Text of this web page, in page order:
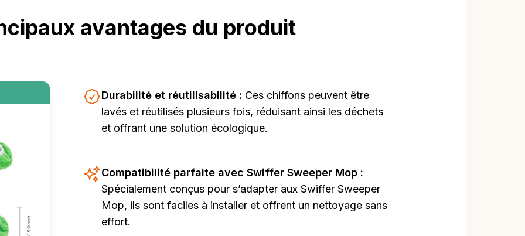
avantages du produit
Durabilité et réutilisabilité : Ces chiffons peuvent être
lavés et réutilisés plusieurs fois, réduisant ainsi les déchets
et offrant une solution écologique.
Compatibilité parfaite avec Swiffer Sweeper Mop :
Spécialement conçus pour s’adapter aux Swiffer Sweeper
Mop, ils sont faciles à installer et offrent un nettoyage sans
effort.